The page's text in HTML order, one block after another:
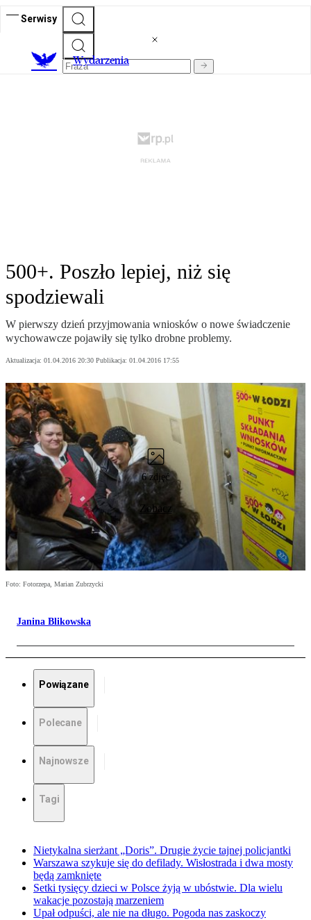
Serwisy
Wydarzenia
500+. Poszło lepiej, niż się
spodziewali
W pierwszy dzień przyjmowania wniosków o nowe świadczenie
wychowawcze pojawiły się tylko drobne problemy.
Aktualizacja: 01.04.2016 20:30 Publikacja: 01.04.2016 17:55
6 zdjęć
Zobacz
Foto: Fotorzepa, Marian Zubrzycki
Janina Blikowska
Powiązane
Polecane
Najnowsze
Tagi
Nietykalna sierżant „Doris”. Drugie życie tajnej policjantki
Warszawa szykuje się do defilady. Wisłostrada i dwa mosty
będą zamknięte
Setki tysięcy dzieci w Polsce żyją w ubóstwie. Dla wielu
wakacje pozostają marzeniem
Upał odpuści, ale nie na długo. Pogoda nas zaskoczy